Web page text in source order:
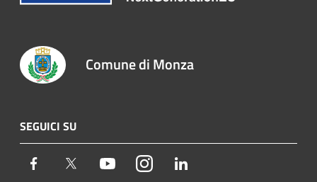
Comune di Monza
SEGUICI SU
Facebook Twitter YoutubeInstagram